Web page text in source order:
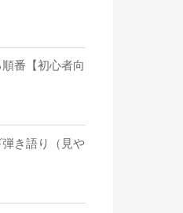
番【初心者向
弾き語り（見や